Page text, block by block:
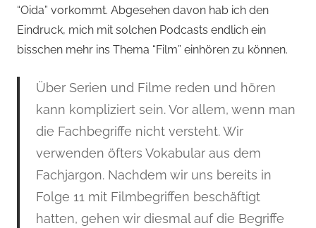
“Oida” vorkommt. Abgesehen davon hab ich den
Eindruck, mich mit solchen Podcasts endlich ein
bisschen mehr ins Thema “Film” einhören zu können.
Über Serien und Filme reden und hören
kann kompliziert sein. Vor allem, wenn man
die Fachbegriffe nicht versteht. Wir
verwenden öfters Vokabular aus dem
Fachjargon. Nachdem wir uns bereits in
Folge 11 mit Filmbegriffen beschäftigt
hatten, gehen wir diesmal auf die Begriffe